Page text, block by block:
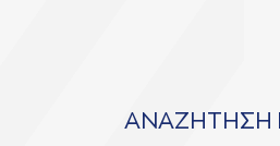
ΑΝΑΖΗΤΗΣΗ